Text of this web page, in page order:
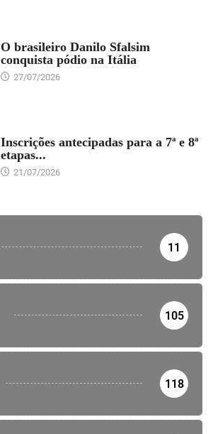
O brasileiro Danilo Sfalsim
conquista pódio na Itália
27/07/2026
Inscrições antecipadas para a 7ª e 8ª
etapas...
21/07/2026
11
105
118